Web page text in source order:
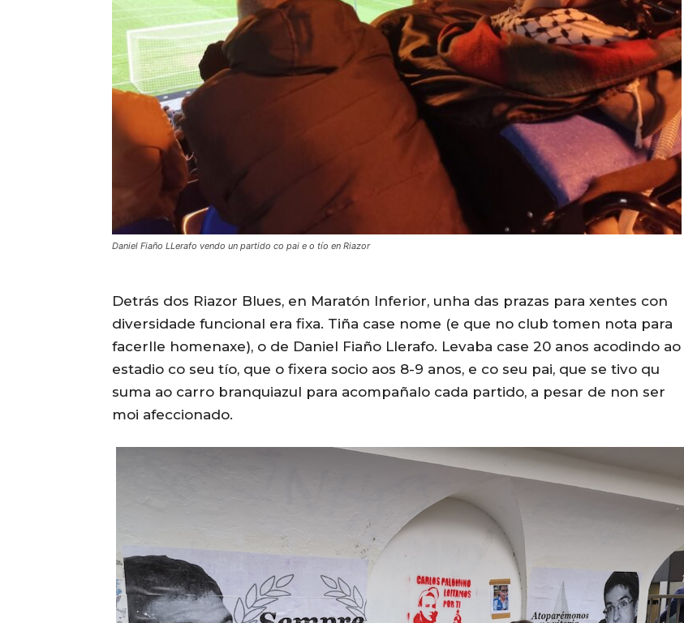
Daniel Fiaño LLerafo vendo un partido co pai e o tío en Riazor
Detrás dos Riazor Blues, en Maratón Inferior, unha das prazas para xentes con
diversidade funcional era fixa. Tiña case nome (e que no club tomen nota para
facerlle homenaxe), o de Daniel Fiaño Llerafo. Levaba case 20 anos acodindo ao
estadio co seu tío, que o fixera socio aos 8-9 anos, e co seu pai, que se tivo qu
suma ao carro branquiazul para acompañalo cada partido, a pesar de non ser
moi afeccionado.